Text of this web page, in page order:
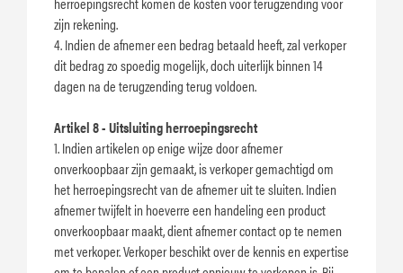
zijn rekening.
4. Indien de afnemer een bedrag betaald heeft, zal verkoper
dit bedrag zo spoedig mogelijk, doch uiterlijk binnen 14
dagen na de terugzending terug voldoen.
Artikel 8 - Uitsluiting herroepingsrecht
1. Indien artikelen op enige wijze door afnemer
onverkoopbaar zijn gemaakt, is verkoper gemachtigd om
het herroepingsrecht van de afnemer uit te sluiten. Indien
afnemer twijfelt in hoeverre een handeling een product
onverkoopbaar maakt, dient afnemer contact op te nemen
met verkoper. Verkoper beschikt over de kennis en expertise